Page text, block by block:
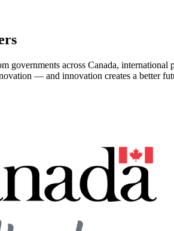
governments across Canada,
— and innovation creates a better